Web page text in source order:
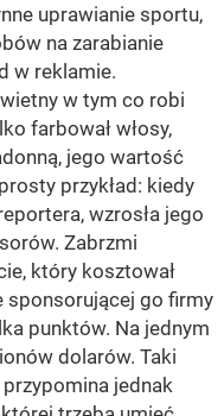
uprawianie sportu,
na zarabianie
w reklamie.
w tym co robi
farbował włosy,
jego wartość
przykład: kiedy
wzrosła jego
Zabrzmi
który kosztował
sponsorującej go firmy
punktów. Na jednym
dolarów. Taki
jednak